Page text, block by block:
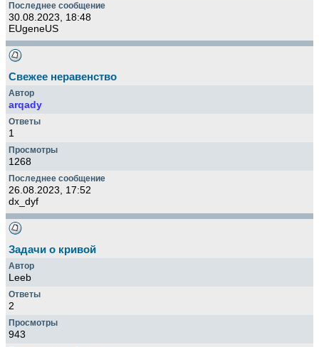
30.08.2023, 18:48
EUgeneUS
Свежее неравенство
arqady
1
1268
26.08.2023, 17:52
dx_dyf
Задачи о кривой
Leeb
2
943